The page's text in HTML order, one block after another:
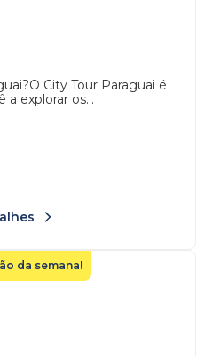
City Tour Paraguai é
a explorar os...
da semana!